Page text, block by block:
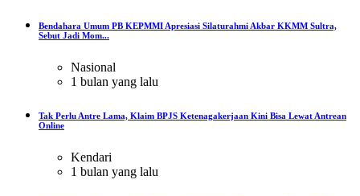
Bendahara Umum PB KEPMMI Apresiasi Silaturahmi Akbar KKMM Sultra,
Sebut Jadi Mom...
Nasional
1 bulan yang lalu
Tak Perlu Antre Lama, Klaim BPJS Ketenagakerjaan Kini Bisa Lewat Antrean
Online
Kendari
1 bulan yang lalu